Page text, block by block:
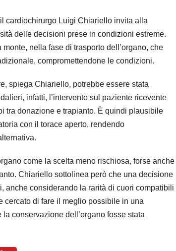
cardiochirurgo Luigi Chiariello invita alla
delle decisioni prese in condizioni estreme.
nella fase di trasporto dell’organo, che
compromettendone le condizioni.
spiega Chiariello, potrebbe essere stata
infatti, l’intervento sul paziente ricevente
tra donazione e trapianto. È quindi plausibile
con il torace aperto, rendendo
come la scelta meno rischiosa, forse anche
Chiariello sottolinea però che una decisione
anche considerando la rarità di cuori compatibili
cercato di fare il meglio possibile in una
conservazione dell’organo fosse stata